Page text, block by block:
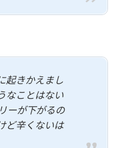
起きかえまし
なことはない
ーが下がるの
ど辛くないは